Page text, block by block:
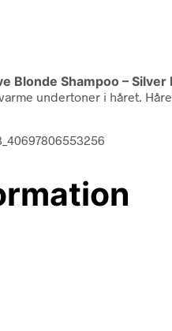
Blonde Shampoo –
undertoner i håret.